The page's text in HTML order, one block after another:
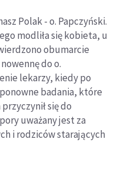
Polak - o. Papczyński.
modliła się kobieta, u
obumarcie
do o.
lekarzy, kiedy po
badania, które
się do
uważany jest za
i rodziców starających